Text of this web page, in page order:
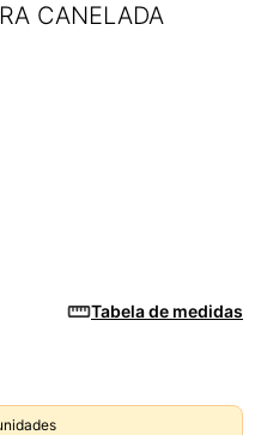
CANELADA
Tabela de medidas